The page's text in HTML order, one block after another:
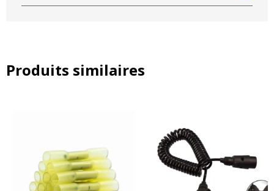
Produits similaires